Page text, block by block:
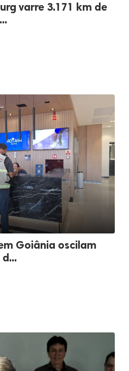
varre 3.171 km de
Goiânia oscilam